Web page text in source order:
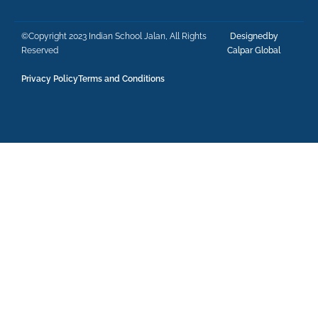
©Copyright 2023 Indian School Jalan, All Rights
Reserved
Designedby
Calpar Global
Privacy PolicyTerms and Conditions